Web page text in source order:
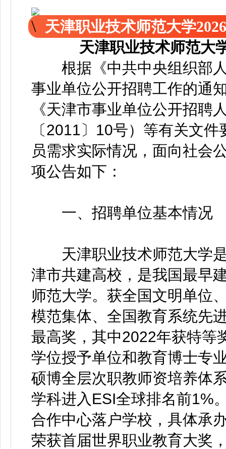
天津职业技术师范大学
天津职业技术师范大
根据《中共中央组织部人
事业单位公开招聘工作的通
《天津市事业单位公开招聘
〔2011〕10号）等有关文
员需求实际情况，面向社会
项公告如下：
一、招聘单位基本情况
天津职业技术师范大学是
津市共建高校，是我国最早
师范大学。获全国文明单位
模范集体、全国教育系统先
最高奖，其中2022年获特等
学位授予单位和教育博士专
硕博全层次职教师资培养体
学科进入ESI全球排名前1%
合作中心落户学校，具体承
荣获首届世界职业教育大奖